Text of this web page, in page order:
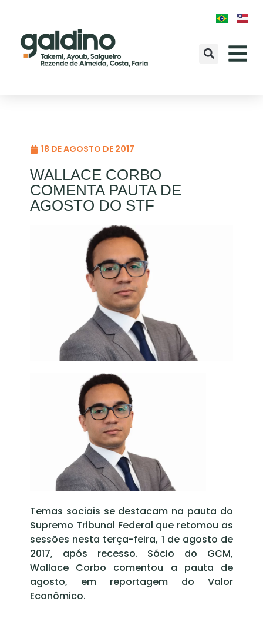
18 DE AGOSTO DE 2017
WALLACE CORBO
COMENTA PAUTA DE
AGOSTO DO STF
Temas sociais se destacam na pauta do
Supremo Tribunal Federal que retomou as
sessões nesta terça-feira, 1 de agosto de
2017, após recesso. Sócio do GCM,
Wallace Corbo comentou a pauta de
agosto, em reportagem do Valor
Econômico.